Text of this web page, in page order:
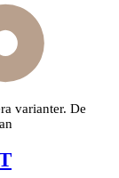
varianter. De